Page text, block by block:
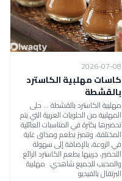
2026-07-08
كاسات مهلبية الكاسترد
بالقشطة
مهلبية الكاسترد بالقشطة ... حلى
المهلبية من الحلويات العربية التي يتم
تحضيرها بكثرة في المناسبات العائلية
المختلفة، وتتميز بطعم ومذاق غاية
في الروعة، بالإضافة إلى سهولة
التحضير، جربيها بطعم الكاسترد الرائع
والمحبب للجميع شاهدي: مهلبية
البرتقال بالفيديو